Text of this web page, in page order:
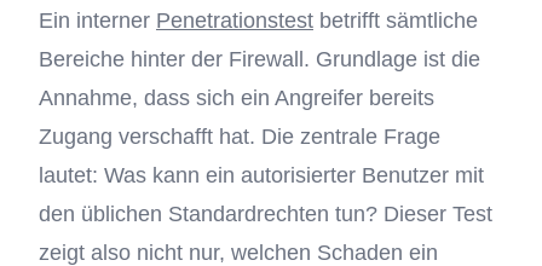
Ein interner Penetrationstest betrifft sämtliche
Bereiche hinter der Firewall. Grundlage ist die
Annahme, dass sich ein Angreifer bereits
Zugang verschafft hat. Die zentrale Frage
lautet: Was kann ein autorisierter Benutzer mit
den üblichen Standardrechten tun? Dieser Test
zeigt also nicht nur, welchen Schaden ein